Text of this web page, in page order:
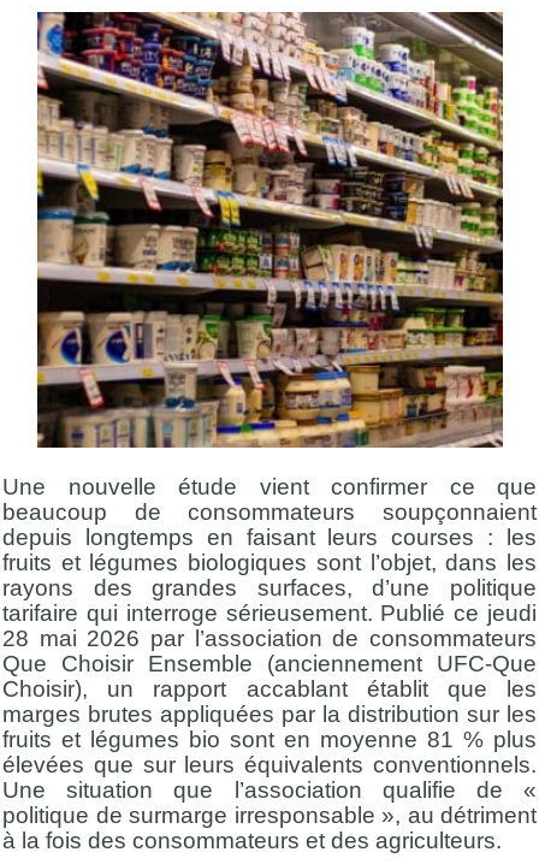
Une nouvelle étude vient confirmer ce que
beaucoup de consommateurs soupçonnaient
depuis longtemps en faisant leurs courses : les
fruits et légumes biologiques sont l’objet, dans les
rayons des grandes surfaces, d’une politique
tarifaire qui interroge sérieusement. Publié ce jeudi
28 mai 2026 par l’association de consommateurs
Que Choisir Ensemble (anciennement UFC-Que
Choisir), un rapport accablant établit que les
marges brutes appliquées par la distribution sur les
fruits et légumes bio sont en moyenne 81 % plus
élevées que sur leurs équivalents conventionnels.
Une situation que l’association qualifie de «
politique de surmarge irresponsable », au détriment
à la fois des consommateurs et des agriculteurs.